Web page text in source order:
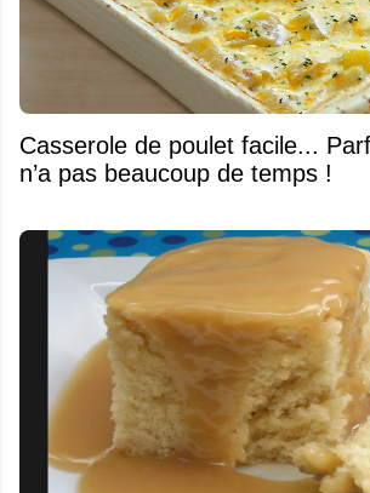
Casserole de poulet facile...
n’a pas beaucoup de temps !